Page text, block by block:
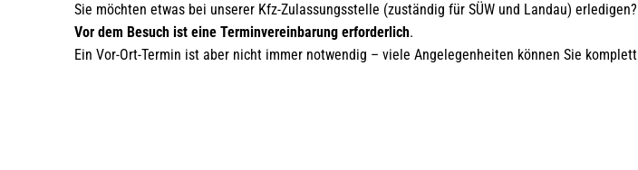
Sie möchten etwas bei unserer Kfz-Zulassungsstelle (zuständig für SÜW und Landau) erledigen?
Vor dem Besuch ist eine Terminvereinbarung erforderlich.
Ein Vor-Ort-Termin ist aber nicht immer notwendig – viele Angelegenheiten können Sie komplett